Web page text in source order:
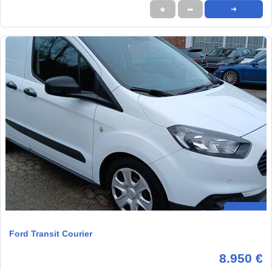
★ ➦ ➜
Ford Transit Courier
8.950 €